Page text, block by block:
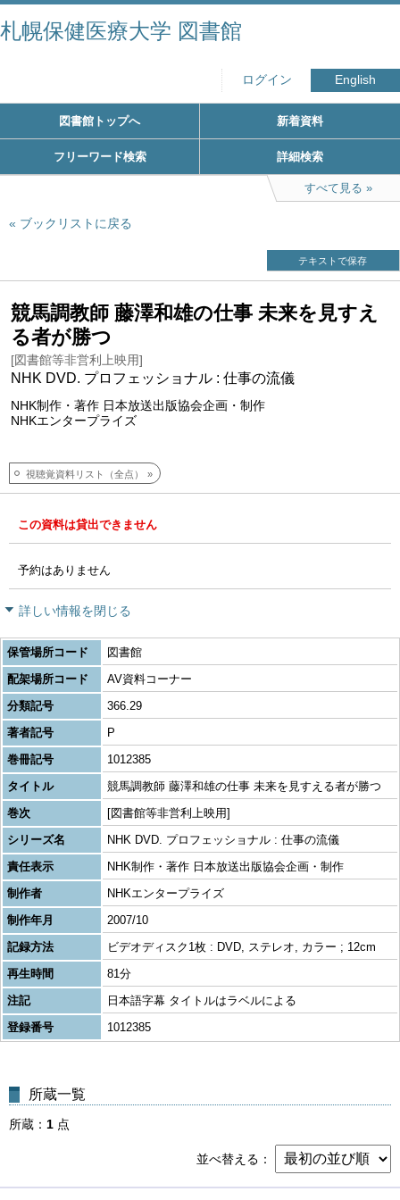
札幌保健医療大学 図書館
ログイン English
図書館トップへ 新着資料
フリーワード検索 詳細検索
すべて見る
ブックリストに戻る
テキストで保存
競馬調教師 藤澤和雄の仕事 未来を見すえ
る者が勝つ
[図書館等非営利上映用]
NHK DVD. プロフェッショナル : 仕事の流儀
NHK制作・著作 日本放送出版協会企画・制作
NHKエンタープライズ
視聴覚資料リスト（全点）
この資料は貸出できません
予約はありません
詳しい情報を閉じる
保管場所コード
図書館
配架場所コード
AV資料コーナー
分類記号
366.29
著者記号
P
巻冊記号
1012385
タイトル
競馬調教師 藤澤和雄の仕事 未来を見すえる者が勝つ
巻次
[図書館等非営利上映用]
シリーズ名
NHK DVD. プロフェッショナル : 仕事の流儀
責任表示
NHK制作・著作 日本放送出版協会企画・制作
制作者
NHKエンタープライズ
制作年月
2007/10
記録方法
ビデオディスク1枚 : DVD, ステレオ, カラー ; 12cm
再生時間
81分
注記
日本語字幕 タイトルはラベルによる
登録番号
1012385
所蔵一覧
所蔵 1 点
並べ替える